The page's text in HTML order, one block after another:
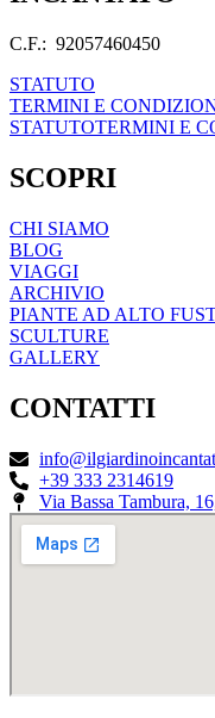
C.F.: 92057460450
STATUTO
TERMINI E
STATUTOTERMINI E
SCOPRI
CHI SIAMO
BLOG
VIAGGI
ARCHIVIO
PIANTE AD ALTO
SCULTURE
GALLERY
CONTATTI
+39 333 2314619
Via Bassa Tambura,